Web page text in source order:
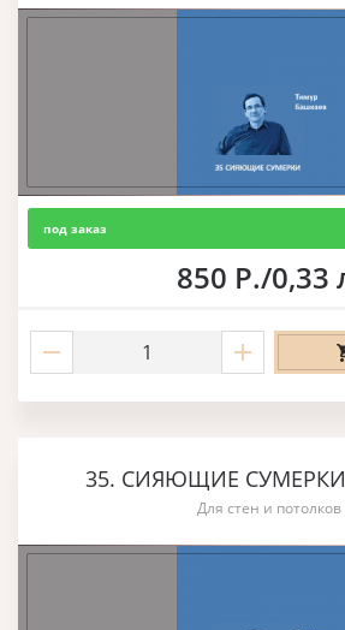
под заказ
850 Р./0,33
35. СИЯЮЩИЕ СУМЕРКИ
Для стен и потолков